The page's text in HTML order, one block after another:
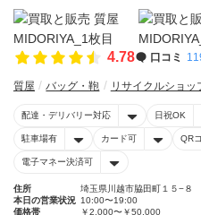
4.78 口コミ
質屋 バッグ・鞄 リサイクルショッ
配達・デリバリー対応 日祝OK
駐車場有 カード可 QR
電子マネー決済可
住所
埼玉県川越市脇田町１５−８
本日の営業状況 10:00〜19:00
価格帯
￥2,000〜￥50,000